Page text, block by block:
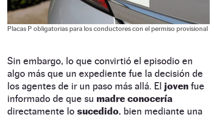
Placas P obligatorias para los conductores con el permiso provisional
Sin embargo, lo que convirtió el episodio en
algo más que un expediente fue la decisión de
los agentes de ir un paso más allá. El joven fue
informado de que su madre conocería
directamente lo sucedido, bien mediante una